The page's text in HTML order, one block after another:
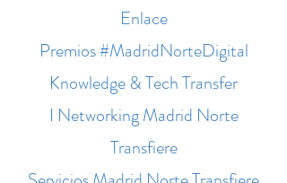
Enlace
Premios #MadridNorteDigital
Knowledge & Tech Transfer
I Networking Madrid Norte
Transfiere